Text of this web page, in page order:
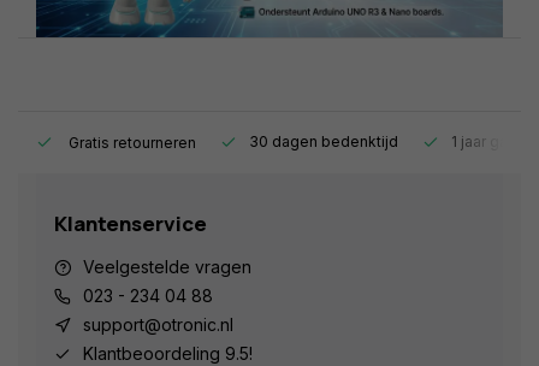
Gratis retourneren 30 dagen bedenktijd 1 jaar
Klantenservice
Veelgestelde vragen
023 - 234 04 88
support@otronic.nl
Klantbeoordeling 9.5!